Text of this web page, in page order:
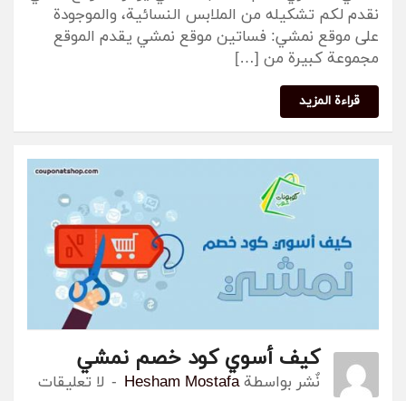
نقدم لكم تشكيله من الملابس النسائية، والموجودة
على موقع نمشي: فساتين موقع نمشي يقدم الموقع
مجموعة كبيرة من […]
قراءة المزيد
كيف أسوي كود خصم نمشي
نٌشر بواسطةHesham Mostafa لا تعليقات